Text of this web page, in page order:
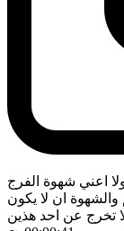
اعني شهوة الفرج
والشهوة ان لا يكون
تخرج عن احد هذين